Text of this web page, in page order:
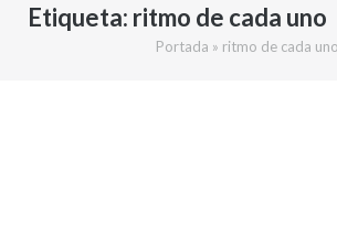
Etiqueta: ritmo de cada uno
Portada » ritmo de cada uno